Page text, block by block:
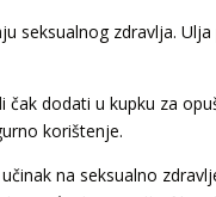
seksualnog zdravlja.
dodati u kupku za
korištenje.
na seksualno